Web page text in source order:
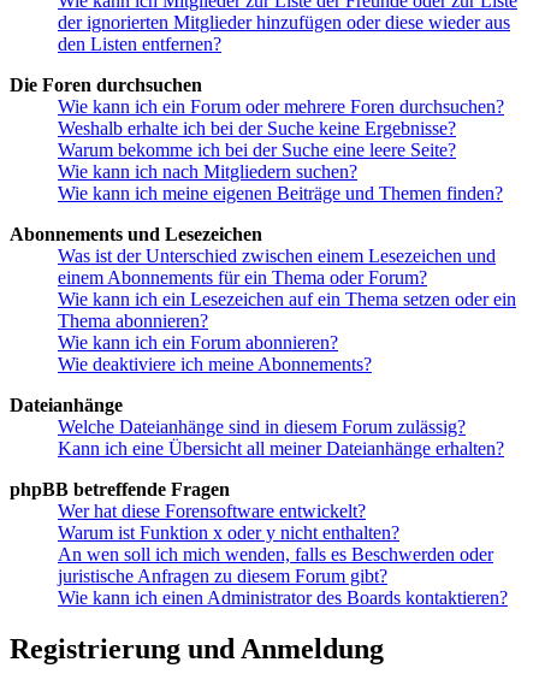
der ignorierten Mitglieder hinzufügen oder diese wieder aus
den Listen entfernen?
Die Foren durchsuchen
Wie kann ich ein Forum oder mehrere Foren durchsuchen?
Weshalb erhalte ich bei der Suche keine Ergebnisse?
Warum bekomme ich bei der Suche eine leere Seite?
Wie kann ich nach Mitgliedern suchen?
Wie kann ich meine eigenen Beiträge und Themen finden?
Abonnements und Lesezeichen
Was ist der Unterschied zwischen einem Lesezeichen und
einem Abonnements für ein Thema oder Forum?
Wie kann ich ein Lesezeichen auf ein Thema setzen oder ein
Thema abonnieren?
Wie kann ich ein Forum abonnieren?
Wie deaktiviere ich meine Abonnements?
Dateianhänge
Welche Dateianhänge sind in diesem Forum zulässig?
Kann ich eine Übersicht all meiner Dateianhänge erhalten?
phpBB betreffende Fragen
Wer hat diese Forensoftware entwickelt?
Warum ist Funktion x oder y nicht enthalten?
An wen soll ich mich wenden, falls es Beschwerden oder
juristische Anfragen zu diesem Forum gibt?
Wie kann ich einen Administrator des Boards kontaktieren?
Registrierung und Anmeldung